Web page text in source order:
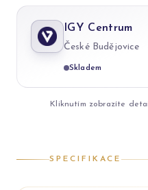
IGY Centrum
České Budějovice
Skladem
Kliknutím zobrazíte
SPECIFIKACE